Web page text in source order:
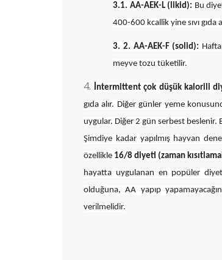
3.1. AA-AEK-L (likid): Bu
400-600 kcallik yine sıvı
3. 2. AA-AEK-F (solid):
meyve tozu tüketilir.
İntermittent çok düşük kalorili
gıda alır. Diğer günler yeme
uygular. Diğer 2 gün serbest
Şimdiye kadar yapılmış hayvan
özellikle 16/8 diyeti (zaman
hayatta uygulanan en popüler
olduğuna, AA yapıp
verilmelidir.